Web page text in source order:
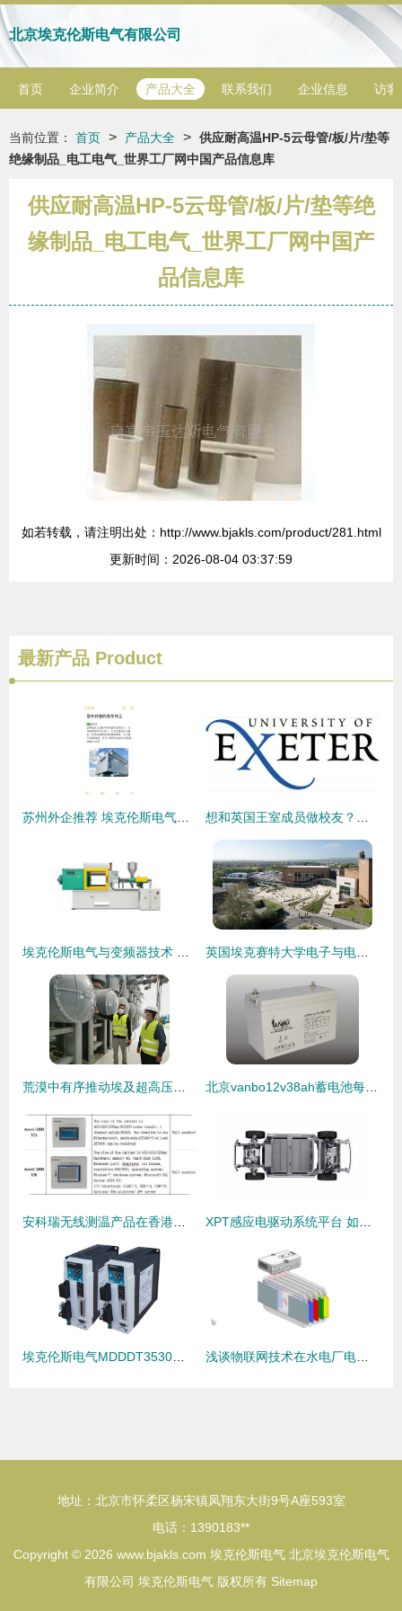
北京埃克伦斯电气有限公司
首页 企业简介 产品大全 联系我们 企业信息 访客
当前位置： 首页 > 产品大全 > 供应耐高温HP-5云母管/板/片/垫等
绝缘制品_电工电气_世界工厂网中国产品信息库
供应耐高温HP-5云母管/板/片/垫等绝
缘制品_电工电气_世界工厂网中国产
品信息库
如若转载，请注明出处：http://www.bjakls.com/product/281.html
更新时间：2026-08-04 03:37:59
最新产品 Product
地址：北京市怀柔区杨宋镇凤翔东大街9号A座593室
电话：1390183**
Copyright © 2026 www.bjakls.com 埃克伦斯电气 北京埃克伦斯电气
有限公司 埃克伦斯电气 版权所有 Sitemap